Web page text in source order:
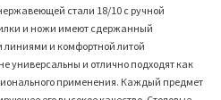
стали 18/10 с ручной
и ножи имеют сдержанный
и комфортной литой
универсальны и отлично подходят как
применения. Каждый предмет